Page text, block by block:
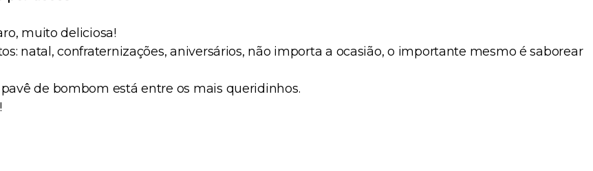
muito deliciosa!
natal, confraternizações, aniversários, não importa a ocasião, o importante mesmo é saborear
de bombom está entre os mais queridinhos.